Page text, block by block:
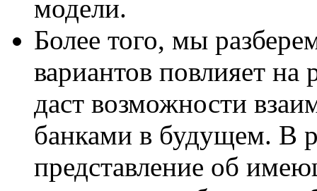
модели.
Более того, мы
вариантов повлияет на
даст возможности
банками в будущем. В
представление об